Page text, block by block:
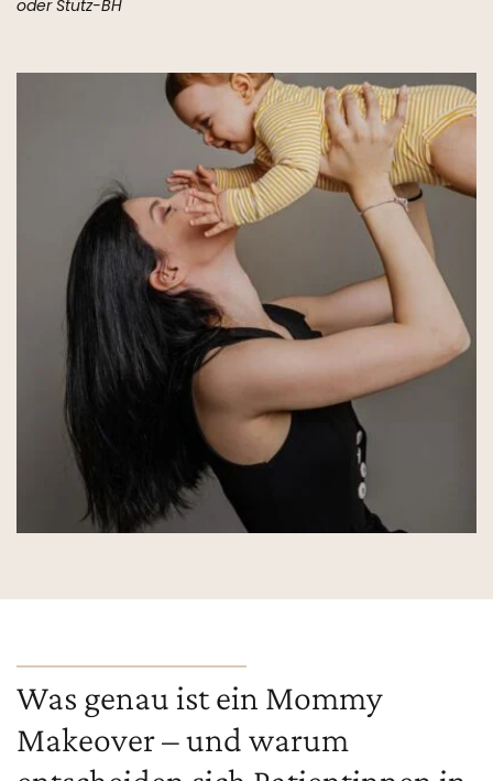
oder Stütz-BH
Was genau ist ein Mommy
Makeover – und warum